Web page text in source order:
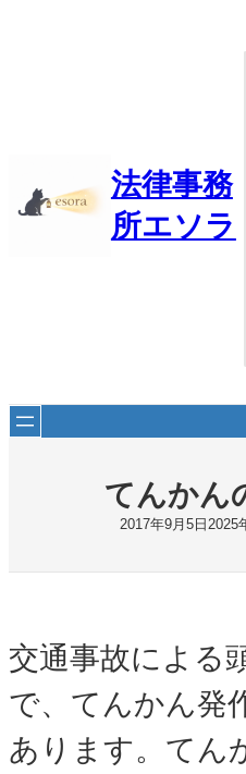
法律事務
所エソラ
てんかん
2017年9月5日 2025
交通事故による
で、てんかん発
あります。てん